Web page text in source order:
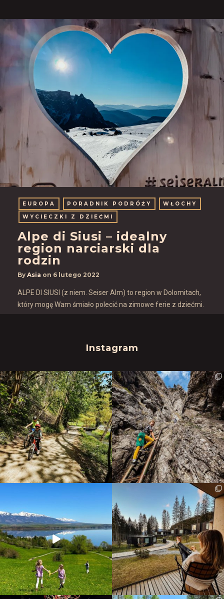
EUROPA PORADNIK PODRÓŻY
WŁOCHY
WYCIECZKI Z DZIEĆMI
Alpe di Siusi – idealny
region narciarski dla
rodzin
By Asia on 6 lutego 2022
ALPE DI SIUSI (z niem. Seiser Alm) to region w Dolomitach,
który mogę Wam śmiało polecić na zimowe ferie z dziećmi.
Instagram